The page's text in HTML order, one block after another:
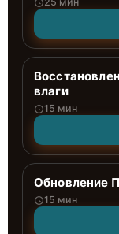
влаги
15 мин
Обновление
15 мин